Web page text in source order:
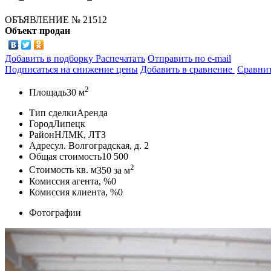
ОБЪЯВЛЕНИЕ № 21512
Объект продан
Добавить в подборку Распечатать Отправить по e-mail
Подписаться на снижение цены Добавить в сравнение
Площадь30 м2
Тип сделкиАренда
ГородЛипецк
РайонНЛМК, ЛТЗ
Адресул. Волгоградская, д. 2
Общая стоимость10 500
Стоимость кв. м350 за м2
Комиссия агента, %0
Комиссия клиента, %0
Фотографии